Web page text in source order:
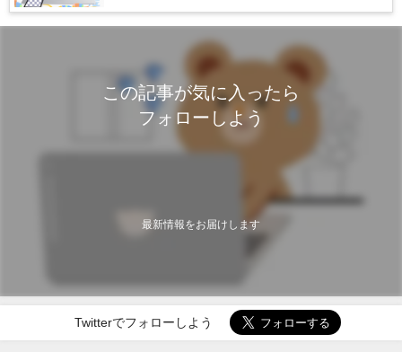
この記事が気に入ったら
フォローしよう
最新情報をお届けします
Twitterでフォローしよう